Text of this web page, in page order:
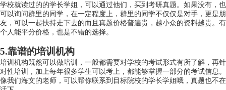
学校就读过的的学长学姐，可以通过他们，买到考研真题。如果没有，也
可以询问群里的同学，在一定程度上，群里的同学不仅仅是对手，更是朋
友，可以一起扶持走下去的而且真题价格普遍贵，越小众的资料越贵。有
个人能平分价格，也是不错的选择。
5.靠谱的培训机构
培训机构既然可以做培训，一般都需要对学校的考试形式有所了解，再针
对性培训，加上每年很多学生可以考上，都能够掌握一部分的考试信息。
像我们海文的老师，可以帮你联系到目标院校的学长学姐哦，真题也不在